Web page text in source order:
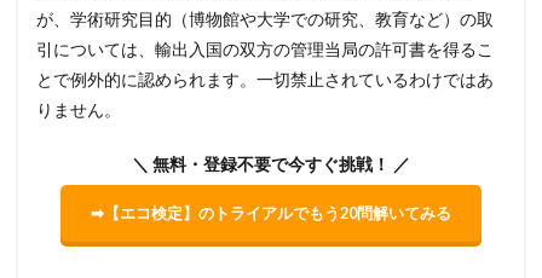
が、学術研究目的（博物館や大学での研究、教育など）の取
引については、輸出入国の双方の管理当局の許可書を得るこ
とで例外的に認められます。一切禁止されているわけではあ
りません。
＼ 無料・登録不要で今すぐ挑戦！ ／
➡【エコ検定】のトライアルでもう20問解いてみる